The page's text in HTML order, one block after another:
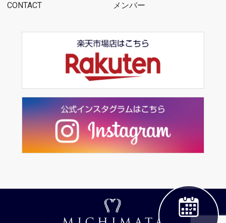
CONTACT メンバー